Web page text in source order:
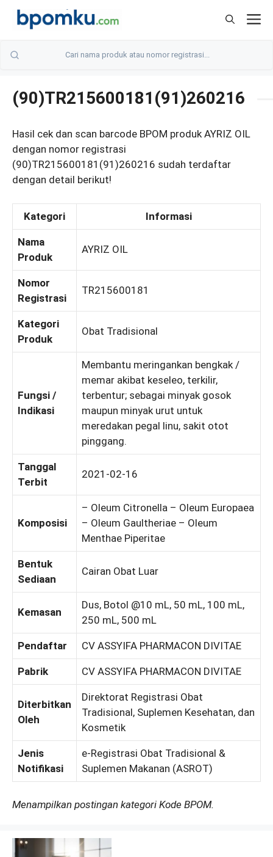
Skip
(90)TR215600181(91)260216
Hasil cek dan scan barcode BPOM produk AYRIZ OIL
dengan nomor registrasi
(90)TR215600181(91)260216 sudah terdaftar
dengan detail berikut!
Kategori Informasi
Nama
Produk
AYRIZ OIL
Nomor
Registrasi
TR215600181
Kategori
Produk
Obat Tradisional
Fungsi /
Indikasi
Membantu meringankan bengkak /
memar akibat keseleo, terkilir,
terbentur; sebagai minyak gosok
maupun minyak urut untuk
meredakan pegal linu, sakit otot
pinggang.
Tanggal
Terbit
2021-02-16
Komposisi
– Oleum Citronella – Oleum Europaea
– Oleum Gaultheriae – Oleum
Menthae Piperitae
Bentuk
Sediaan
Cairan Obat Luar
Kemasan
Dus, Botol @10 mL, 50 mL, 100 mL,
250 mL, 500 mL
Pendaftar CV ASSYIFA PHARMACON DIVITAE
Pabrik CV ASSYIFA PHARMACON DIVITAE
Diterbitkan
Oleh
Direktorat Registrasi Obat
Tradisional, Suplemen Kesehatan, dan
Kosmetik
Jenis
Notifikasi
e-Registrasi Obat Tradisional &
Suplemen Makanan (ASROT)
Menampilkan postingan kategori Kode BPOM.